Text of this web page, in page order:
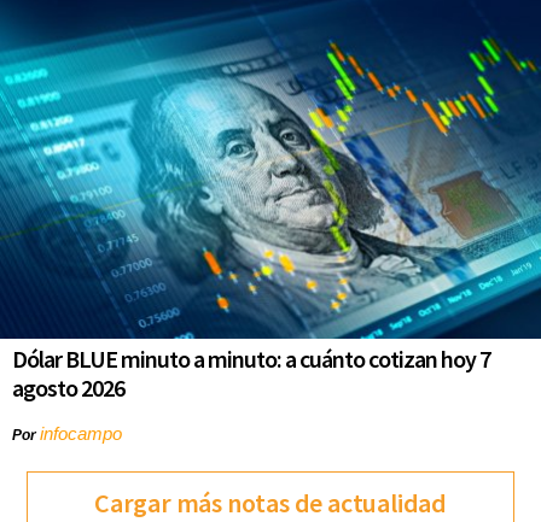
Dólar BLUE minuto a minuto: a cuánto cotizan hoy 7
agosto 2026
Porinfocampo
Cargar más notas de actualidad